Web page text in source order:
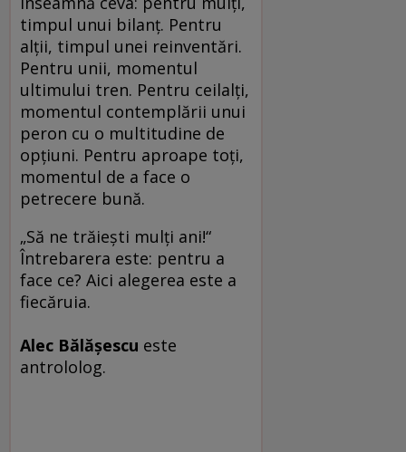
timpul unui bilanţ. Pentru
alţii, timpul unei reinventări.
Pentru unii, momentul
ultimului tren. Pentru ceilalţi,
momentul contemplării unui
peron cu o multitudine de
opţiuni. Pentru aproape toţi,
momentul de a face o
petrecere bună.
„Să ne trăieşti mulţi ani!“
Întrebarera este: pentru a
face ce? Aici alegerea este a
fiecăruia.
Alec Bălăşescu este
antrololog.